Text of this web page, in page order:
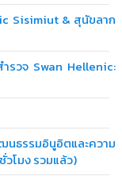
Sisimiut & สุนัขลาก
รวจ Swan Hellenic:
ธรรมอินูอิตและความ
วโมง รวมแล้ว)